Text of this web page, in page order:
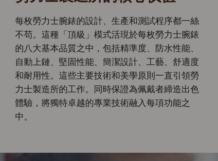
每枚勞力士腕錶的設計、生產和測試程序都一絲
不苟。這種「頂級」模式活現於每枚勞力士腕錶
的八大基本品質之中，包括精準度、防水性能、
自動上鏈、堅固性能、簡潔設計、工藝、舒適度
和耐用性。這些主要技術和美學原則一直引領勞
力士製造所的工作。同時保證為佩戴者締造出色
體驗，將獨特卓越的專業技術融入每項功能之
中。